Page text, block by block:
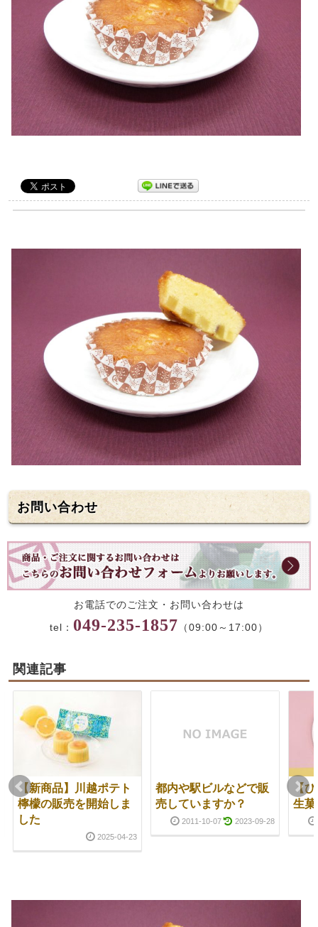
お問い合わせ
お電話でのご注文・お問い合わせは
tel： 049-235-1857 （09:00～17:00）
関連記事
【新商品】川越ポテト
檸檬の販売を開始しま
した
2025-04-23
都内や駅ビルなどで販
売していますか？
2011-10-07 2023-09-28
【
生